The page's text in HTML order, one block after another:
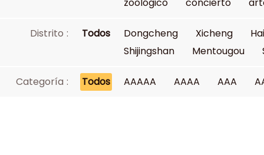
Distrito : Todos Dongcheng Xicheng
Shijingshan
Mentougou
Categoría : Todos AAAAA AAAA AAA